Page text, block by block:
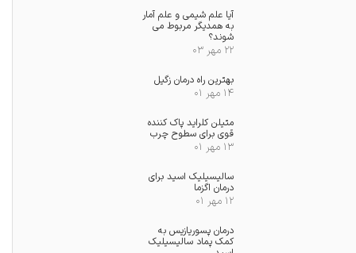
آیا علم شیمی و علم آمار
به همدیگر مربوط می
شوند؟
۲۲ مهر ۰۳
بهترین راه درمان زگیل
۱۴ مهر ۰۱
متیلن کلراید پاک کننده
قوی برای سطوح چرب
۱۳ مهر ۰۱
سالیسیلیک اسید برای
درمان اگزما
۱۲ مهر ۰۱
درمان پسوریازیس به
کمک پماد سالیسیلیک